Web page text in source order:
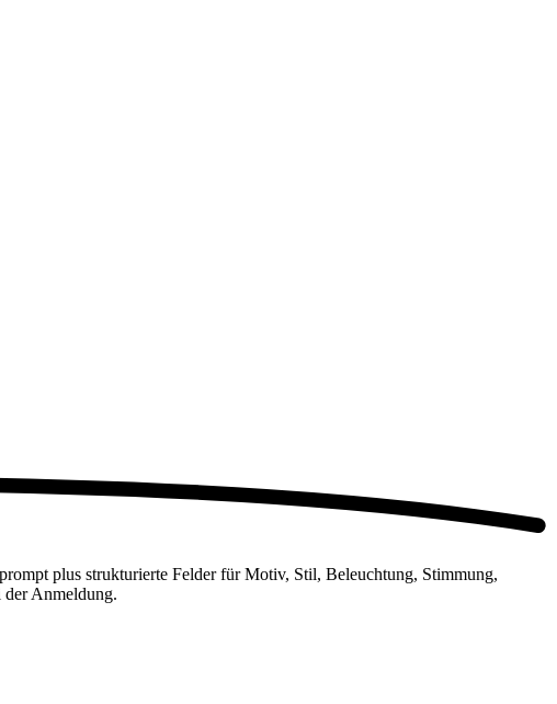
plus strukturierte Felder für Motiv, Stil, Beleuchtung, Stimmung,
Anmeldung.